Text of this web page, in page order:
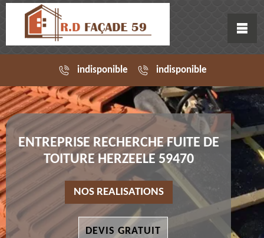
indisponible indisponible
ENTREPRISE RECHERCHE FUITE DE
TOITURE HERZEELE 59470
NOS REALISATIONS
DEVIS GRATUIT